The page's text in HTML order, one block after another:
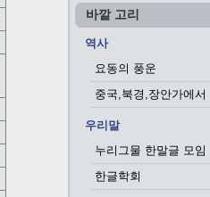
바깥 고리
역사
요동의 풍운
중국,북경,장안가에서
우리말
누리그물 한말글 모임
한글학회